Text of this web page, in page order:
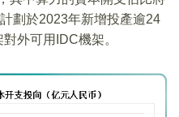
劃於2023年新增投產逾24
外可用IDC機架。